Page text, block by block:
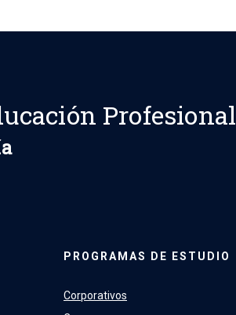
Profesional
PROGRAMAS DE ESTUDIO
Corporativos